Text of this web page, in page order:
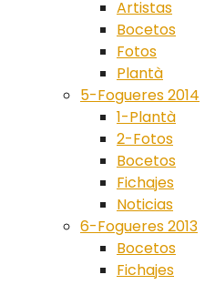
Artistas
Bocetos
Fotos
Plantà
5-Fogueres 2014
1-Plantà
2-Fotos
Bocetos
Fichajes
Noticias
6-Fogueres 2013
Bocetos
Fichajes